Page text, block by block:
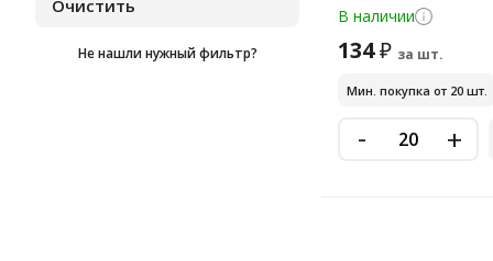
Экономика Проф
Не нашли нужный фильтр?
С388
В наличии
134₽ за шт.
Мин. покупка от 20 шт.
- +